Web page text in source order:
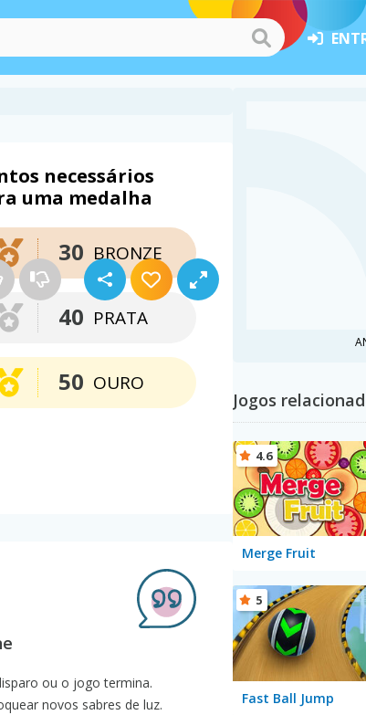
necessários
uma medalha
BRONZE
30
PRATA
40
OURO
50
ou o jogo termina.
novos sabres de luz.
Jogos
Merge Fruit
4.6
Fast Ball Jump
5